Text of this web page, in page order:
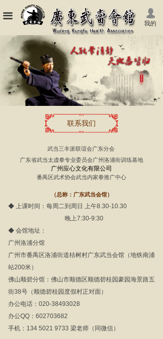
끀 넙
我的
联系我们
武当三丰派联谊会广东分会
广东省武当太虚拳专业委员会广州洛浦街训练基地
广州应心文化有限公司
番禺区武术协会武当内家拳推广中心
（总称：广东武当会馆）
◆ 上课时间：每周二到周日 上午8.30-10.30
晚上7:30-9:30
◆ 会馆地址：
广州洛浦分馆
广州市番禺区洛浦街道桔树村广东武当会馆（地铁南浦
站200米）
佛山顺碧分馆：佛山市顺德区顺德碧桂园豪园海景路五
街38号（顺德碧桂园度假村正对面）
办公电话：020-38493028
办公QQ：602703682
手机： 134 5021 9733 梁老师（同微信）